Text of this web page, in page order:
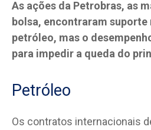
As ações da Petrobras, as
bolsa, encontraram
petróleo, mas o
para impedir a queda do
Petróleo
Os contratos internacionais